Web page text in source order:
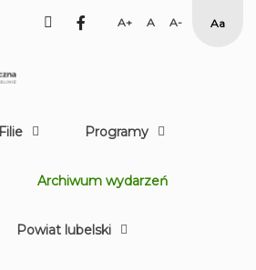
facebook
Set Set
Smaller
High
Filie Programy
Archiwum wydarzeń
Powiat lubelski